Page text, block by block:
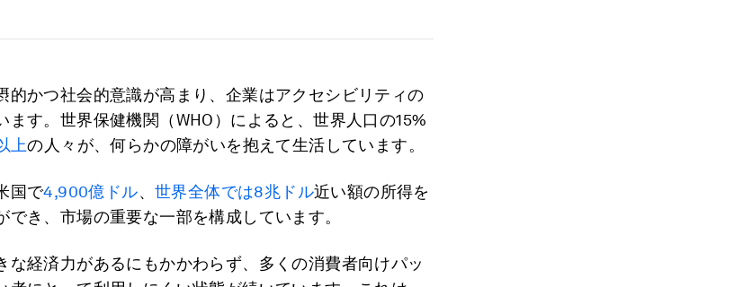
的かつ社会的意識が高まり、企業はアクセシビリティの
ます。世界保健機関（WHO）によると、世界人口の15%
上の人々が、何らかの障がいを抱えて生活しています。
国で4,900億ドル、世界全体では8兆ドル近い額の所得を
でき、市場の重要な一部を構成しています。
な経済力があるにもかかわらず、多くの消費者向けパッ